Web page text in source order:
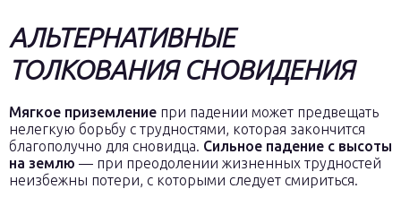
АЛЬТЕРНАТИВНЫЕ
ТОЛКОВАНИЯ СНОВИДЕНИЯ
Мягкое приземление при падении может предвещать
нелегкую борьбу с трудностями, которая закончится
благополучно для сновидца. Сильное падение с высоты
на землю — при преодолении жизненных трудностей
неизбежны потери, с которыми следует смириться.